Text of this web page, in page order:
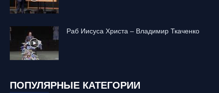
Раб Иисуса Христа – Владимир Ткаченко
ПОПУЛЯРНЫЕ КАТЕГОРИИ